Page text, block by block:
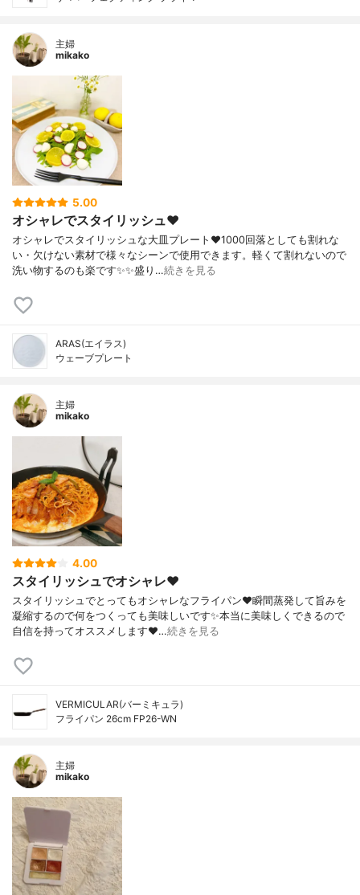
主婦
mikako
5.00
オシャレでスタイリッシュ❤️
オシャレでスタイリッシュな大皿プレート❤️1000回落としても割れな
い・欠けない素材で様々なシーンで使用できます。軽くて割れないので
洗い物するのも楽です✨✨盛り…続きを見る
ARAS(エイラス)
ウェーブプレート
主婦
mikako
4.00
スタイリッシュでオシャレ❤️
スタイリッシュでとってもオシャレなフライパン❤️瞬間蒸発して旨みを
凝縮するので何をつくっても美味しいです✨本当に美味しくできるので
自信を持ってオススメします❤️…続きを見る
VERMICULAR(バーミキュラ)
フライパン 26cm FP26-WN
主婦
mikako